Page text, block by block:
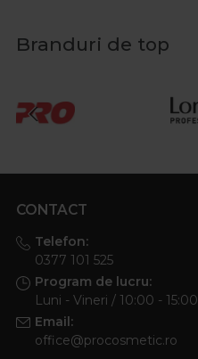
Branduri de top
CONTACT
Telefon:
0377 101 525
Program de lucru:
Luni - Vineri / 10:00 - 15:00
Email:
office@procosmetic.ro